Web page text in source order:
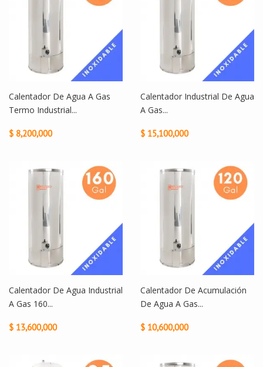
Calentador De Agua A Gas
Termo Industrial...
$ 8,200,000
Calentador Industrial De Agua
A Gas...
$ 15,100,000
Calentador De Agua Industrial
A Gas 160...
$ 13,600,000
Calentador De Acumulación
De Agua A Gas...
$ 10,600,000